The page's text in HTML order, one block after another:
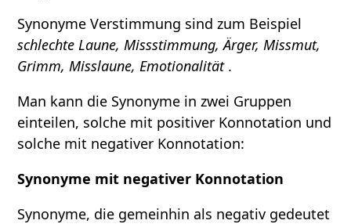
Synonyme Verstimmung sind zum Beispiel
schlechte Laune, Missstimmung, Ärger, Missmut,
Grimm, Misslaune, Emotionalität .
Man kann die Synonyme in zwei Gruppen
einteilen, solche mit positiver Konnotation und
solche mit negativer Konnotation:
Synonyme mit negativer Konnotation
Synonyme, die gemeinhin als negativ gedeutet